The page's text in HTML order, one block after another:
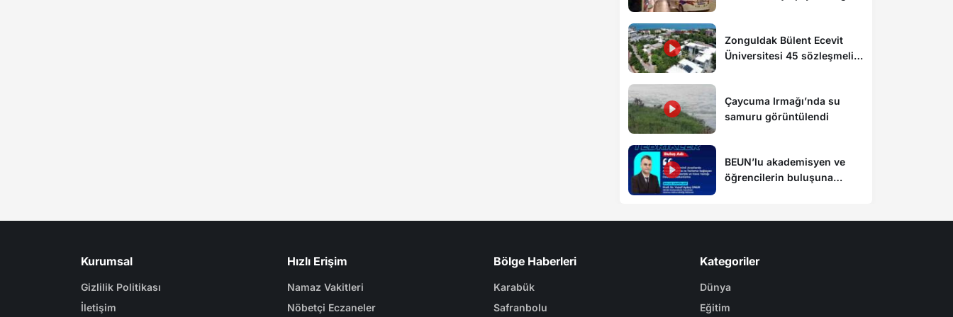
Zonguldak Bülent Ecevit
Üniversitesi 45 sözleşmeli
Çaycuma Irmağı’nda su
samuru görüntülendi
BEUN’lu akademisyen ve
öğrencilerin buluşuna
Kurumsal
Gizlilik Politikası
İletişim
Hızlı Erişim
Namaz Vakitleri
Nöbetçi Eczaneler
Bölge Haberleri
Karabük
Safranbolu
Kategoriler
Dünya
Eğitim